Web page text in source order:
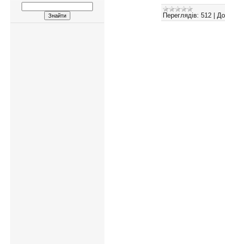
Переглядів: 512